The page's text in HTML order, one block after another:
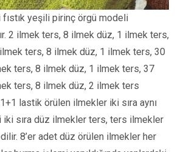
yeşili pirinç örgü modeli
2 ilmek ters, 8 ilmek düz, 1 ilmek ters,
ters, 8 ilmek düz, 1 ilmek ters, 30
ters, 8 ilmek düz, 1 ilmek ters, 37
ters, 8 ilmek düz, 2 ilmek ters
lastik örülen ilmekler iki sıra aynı
iki sıra düz ilmekler ters, ters ilmekler
8’er adet düz örülen ilmekler her